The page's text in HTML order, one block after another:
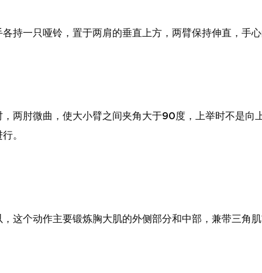
持一只哑铃，置于两肩的垂直上方，两臂保持伸直，手
两肘微曲，使大小臂之间夹角大于90度，上举时不是向
。
这个动作主要锻炼胸大肌的外侧部分和中部，兼带三角肌